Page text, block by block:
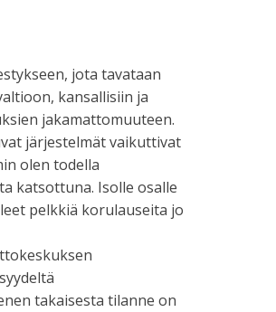
jota tavataan
kansallisiin ja
jakamattomuuteen.
järjestelmät vaikuttivat
olen todella
katsottuna. Isolle osalle
pelkkiä korulauseita jo
takaisesta tilanne on